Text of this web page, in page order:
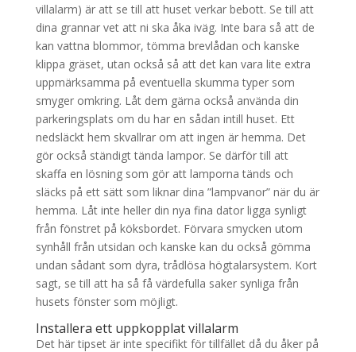
villalarm) är att se till att huset verkar bebott. Se till att
dina grannar vet att ni ska åka iväg. Inte bara så att de
kan vattna blommor, tömma brevlådan och kanske
klippa gräset, utan också så att det kan vara lite extra
uppmärksamma på eventuella skumma typer som
smyger omkring. Låt dem gärna också använda din
parkeringsplats om du har en sådan intill huset. Ett
nedsläckt hem skvallrar om att ingen är hemma. Det
gör också ständigt tända lampor. Se därför till att
skaffa en lösning som gör att lamporna tänds och
släcks på ett sätt som liknar dina ”lampvanor” när du är
hemma. Låt inte heller din nya fina dator ligga synligt
från fönstret på köksbordet. Förvara smycken utom
synhåll från utsidan och kanske kan du också gömma
undan sådant som dyra, trådlösa högtalarsystem. Kort
sagt, se till att ha så få värdefulla saker synliga från
husets fönster som möjligt.
Installera ett uppkopplat villalarm
Det här tipset är inte specifikt för tillfället då du åker på